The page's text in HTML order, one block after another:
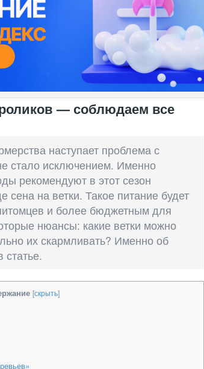
— соблюдаем все
наступает проблема с
стало исключением. Именно
рекомендуют в этот сезон
сена на ветки. Такое питание будет
и более бюджетным для
нюансы: какие ветки можно
их скармливать? Именно об
[скрыть]